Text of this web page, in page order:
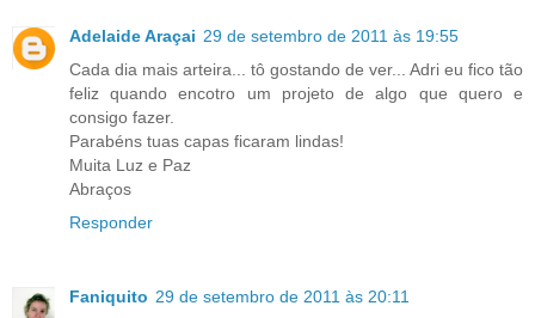
Adelaide Araçai 29 de setembro de 2011 às 19:55
Cada dia mais arteira... tô gostando de ver... Adri eu fico tão
feliz quando encotro um projeto de algo que quero e
consigo fazer.
Parabéns tuas capas ficaram lindas!
Muita Luz e Paz
Abraços
Responder
Faniquito 29 de setembro de 2011 às 20:11